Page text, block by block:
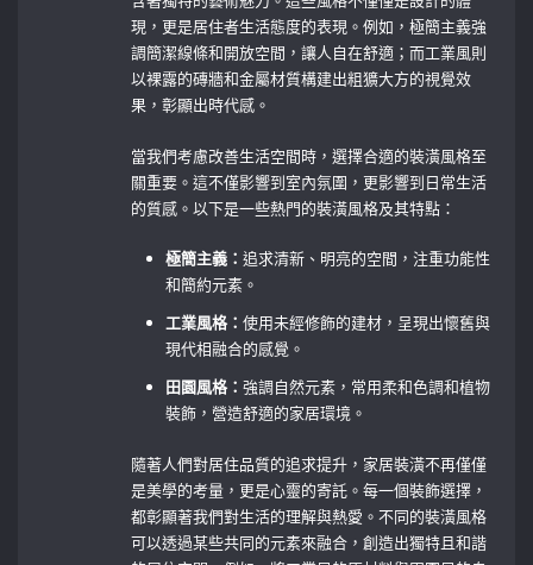
現，更是居住者生活態度的表現。例如，極簡主義強
調簡潔線條和開放空間，讓人自在舒適；而工業風則
以裸露的磚牆和金屬材質構建出粗獷大方的視覺效
果，彰顯出時代感。
當我們考慮改善生活空間時，選擇合適的裝潢風格至
關重要。這不僅影響到室內氛圍，更影響到日常生活
的質感。以下是一些熱門的裝潢風格及其特點：
極簡主義：追求清新、明亮的空間，注重功能性
和簡約元素。
工業風格：使用未經修飾的建材，呈現出懷舊與
現代相融合的感覺。
田園風格：強調自然元素，常用柔和色調和植物
裝飾，營造舒適的家居環境。
隨著人們對居住品質的追求提升，家居裝潢不再僅僅
是美學的考量，更是心靈的寄託。每一個裝飾選擇，
都彰顯著我們對生活的理解與熱愛。不同的裝潢風格
可以透過某些共同的元素來融合，創造出獨特且和諧